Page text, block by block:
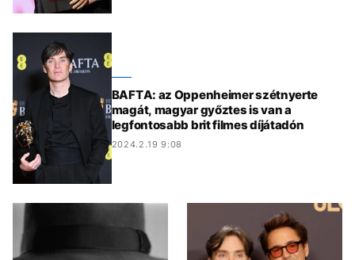
BAFTA: az Oppenheimer szétnyerte
magát, magyar győztes is van a
legfontosabb brit filmes díjátadón
2024.2.19 9:08